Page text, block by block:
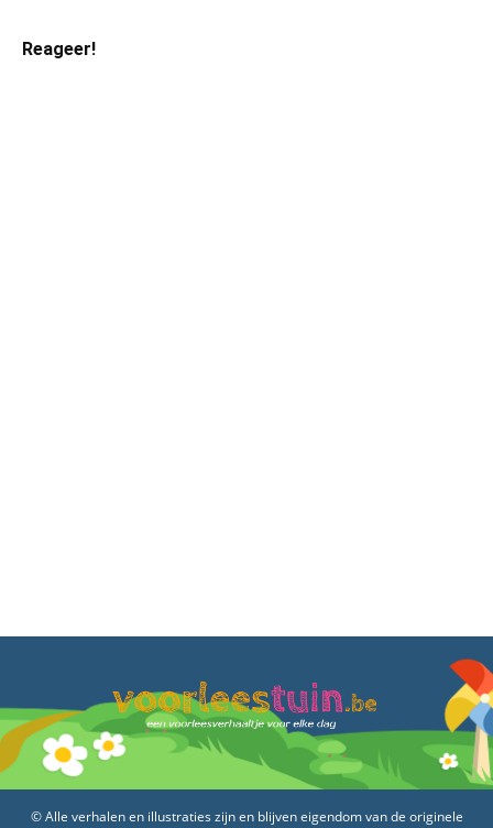
Reageer!
© Alle verhalen en illustraties zijn en blijven eigendom van de originele